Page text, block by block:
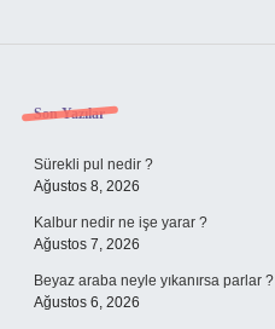
Sidebar
Son Yazılar
Sürekli pul nedir ?
Ağustos 8, 2026
Kalbur nedir ne işe yarar ?
Ağustos 7, 2026
Beyaz araba neyle yıkanırsa parlar ?
Ağustos 6, 2026